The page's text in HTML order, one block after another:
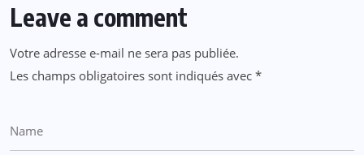
Leave a comment
Votre adresse e-mail ne sera pas publiée.
Les champs obligatoires sont indiqués avec *